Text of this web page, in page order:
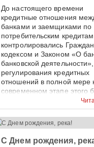
До настоящего времени
кредитные отношения
банками и заемщиками по
потребительским кредитам
контролировались
кодексом и Законом «О
банковской
регулирования кредитных
отношений в полной мере
современном этапе этого
С Днем рождения,